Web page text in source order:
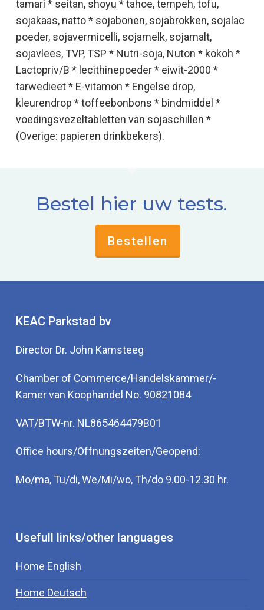
tamari * seitan, shoyu * tahoe, tempeh, tofu,
sojakaas, natto * sojabonen, sojabrokken, sojalac
poeder, sojavermicelli, sojamelk, sojamalt,
sojavlees, TVP, TSP * Nutri-soja, Nuton * kokoh *
Lactopriv/B * lecithinepoeder * eiwit-2000 *
tarwedieet * E-vitamon * Engelse drop,
kleurendrop * toffeebonbons * bindmiddel *
voedingsvezeltabletten van sojaschillen *
(Overige: papieren drinkbekers).
Bestel hier uw tests.
Bestellen
KEAC Parkstad bv
Director Dr. John Kamsteeg
Chamber of Commerce/Handelskammer/-
Kamer van Koophandel No. 90821084
VAT/BTW-nr. NL865464479B01
Office hours/Öffnungszeiten/Geopend:
Mo/ma, Tu/di, We/Mi/wo, Th/do 9.00-12.30 hr.
Usefull links/other languages
Home English
Home Deutsch